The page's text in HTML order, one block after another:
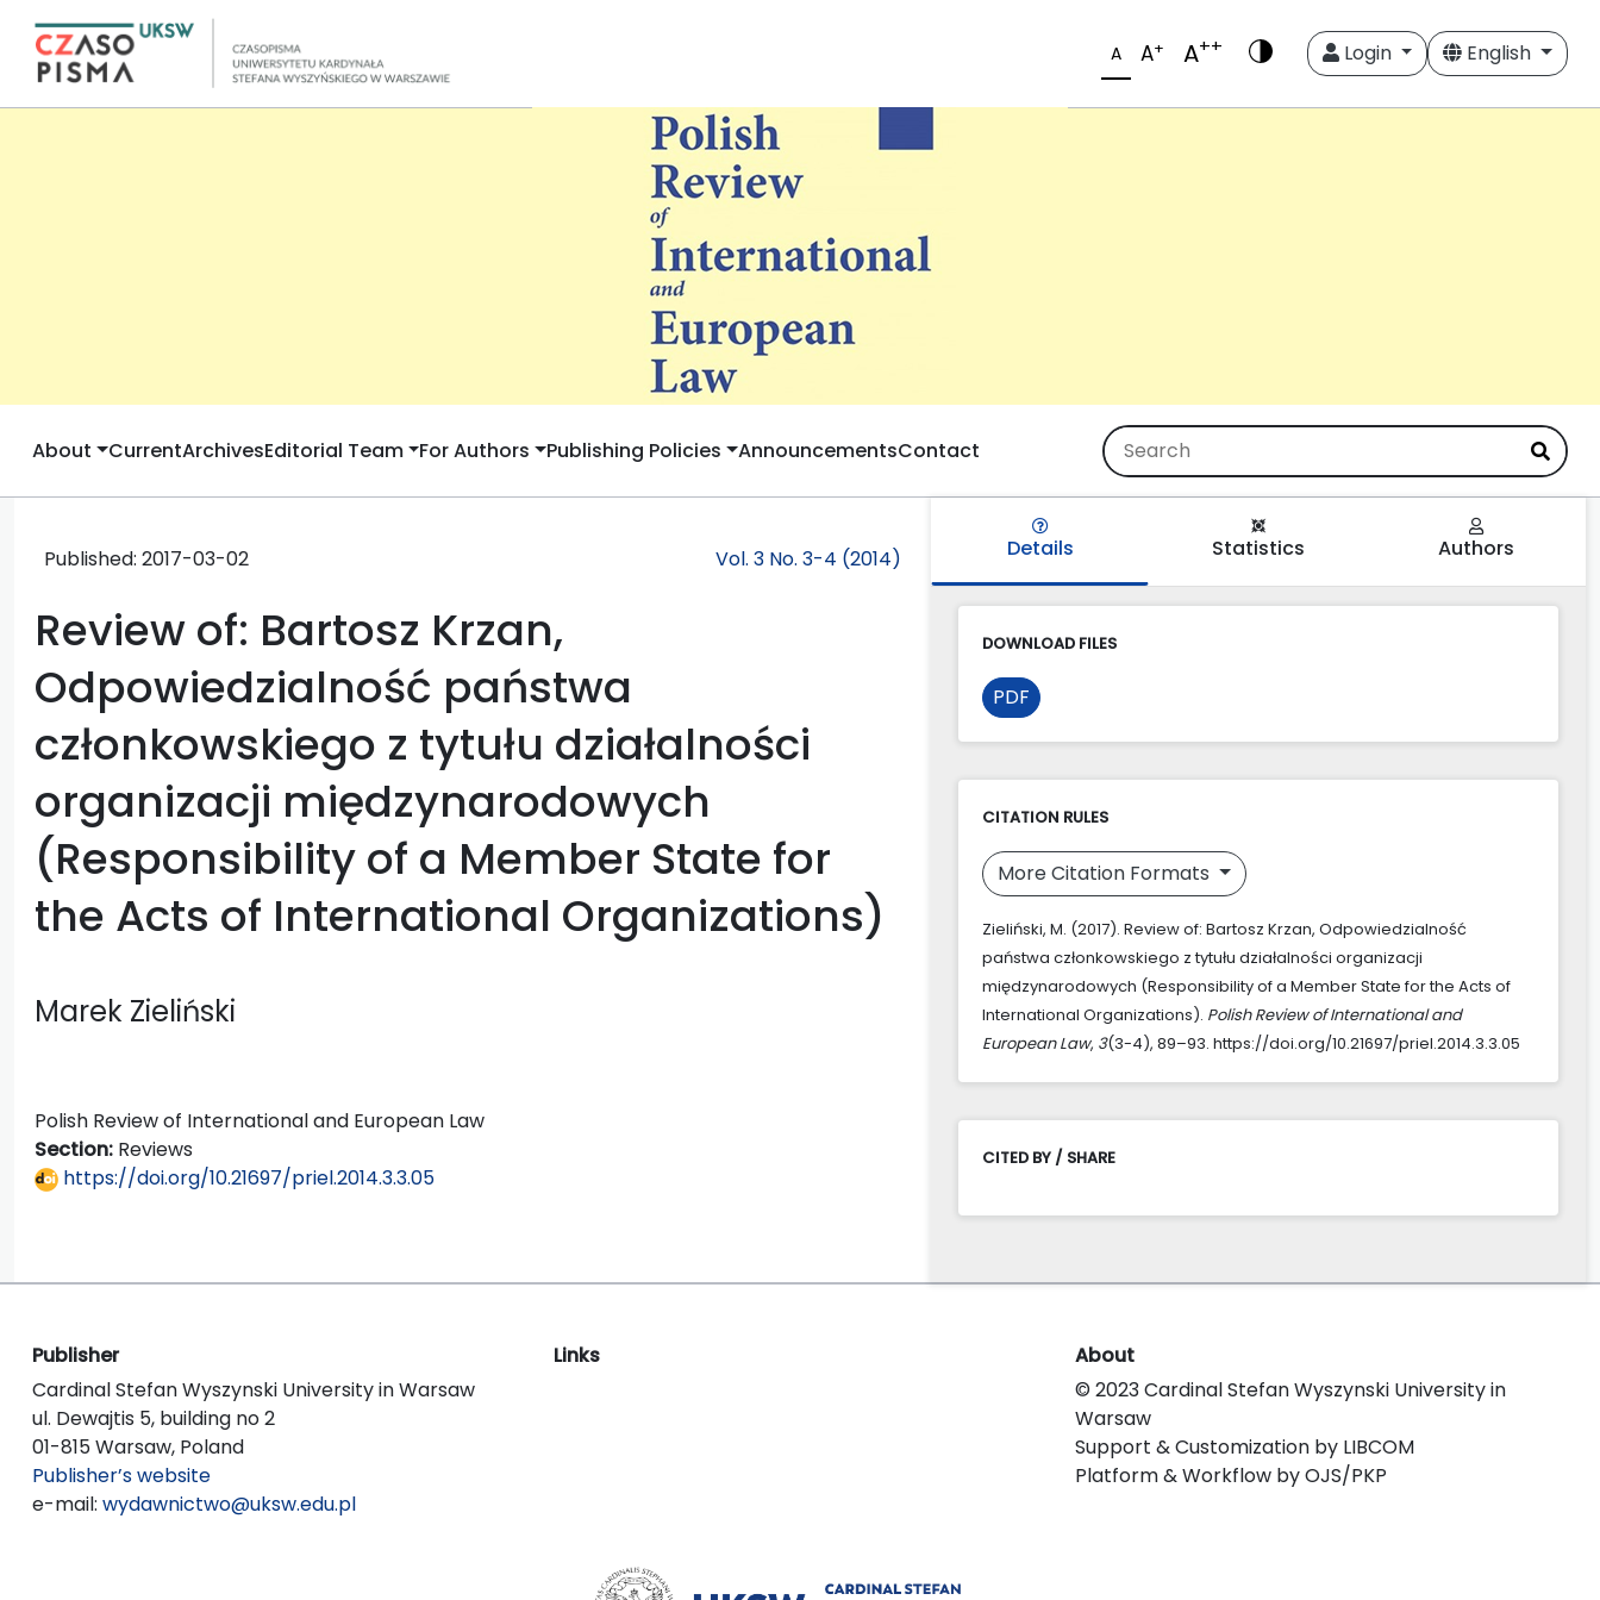
A A+ A++ Login English
About CurrentArchivesEditorial Team For Authors Publishing Policies AnnouncementsContact
Published: 2017-03-02 Vol. 3 No. 3-4 (2014)
Review of: Bartosz Krzan,
Odpowiedzialność państwa
członkowskiego z tytułu działalności
organizacji międzynarodowych
(Responsibility of a Member State for
the Acts of International Organizations)
Marek Zieliński
Polish Review of International and European Law
Section: Reviews
https://doi.org/10.21697/priel.2014.3.3.05
Details Statistics Authors
DOWNLOAD FILES
PDF
CITATION RULES
More Citation Formats
Zieliński, M. (2017). Review of: Bartosz Krzan, Odpowiedzialność
państwa członkowskiego z tytułu działalności organizacji
międzynarodowych (Responsibility of a Member State for the Acts of
International Organizations). Polish Review of International and
European Law, 3(3-4), 89–93. https://doi.org/10.21697/priel.2014.3.3.05
CITED BY / SHARE
Publisher
Cardinal Stefan Wyszynski University in Warsaw
ul. Dewajtis 5, building no 2
01-815 Warsaw, Poland
Publisher’s website
e-mail: wydawnictwo@uksw.edu.pl
Links
About
© 2023 Cardinal Stefan Wyszynski University in
Warsaw
Support & Customization by LIBCOM
Platform & Workflow by OJS/PKP